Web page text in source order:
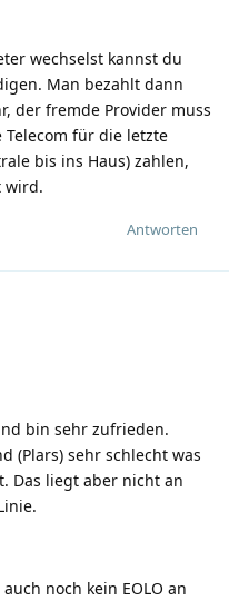
wechselst kannst du
Man bezahlt dann
der fremde Provider muss
Telecom für die letzte
bis ins Haus) zahlen,
wird.
Antworten
bin sehr zufrieden.
(Plars) sehr schlecht was
Das liegt aber nicht an
noch kein EOLO an